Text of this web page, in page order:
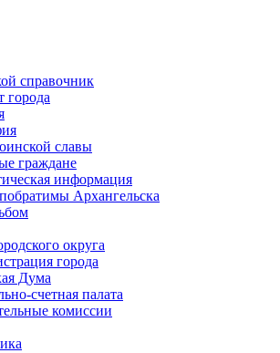
справочник
города
славы
граждане
информация
Архангельска
округа
города
Дума
счетная палата
комиссии